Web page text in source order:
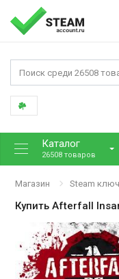
Каталог
26508 товаров
Магазин Steam
КупитьAfterfall